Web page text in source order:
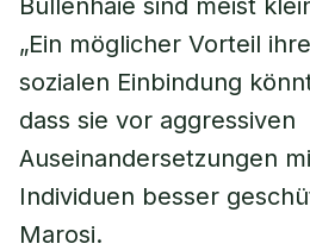
Bullenhaie sind meist
„Ein möglicher Vorteil
sozialen Einbindung
dass sie vor aggressiven
Auseinandersetzungen
Individuen besser
Marosi.